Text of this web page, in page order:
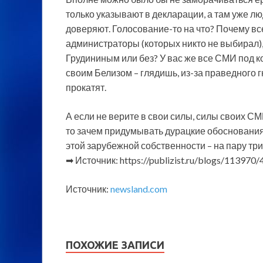
только указывают в декларации, а там уже
доверяют. Голосование-то на что? Почему
администраторы (которых никто не
Грудининым или без? У вас же все СМИ под
своим Белизом – глядишь, из-за
прокатят.
А если не верите в свои силы, силы своих
то зачем придумывать дурацкие
этой зарубежной собственности – на пару
➡ Источник: https://publizist.ru/blogs/113970/
Источник: newsland.com
ПОХОЖИЕ ЗАПИСИ